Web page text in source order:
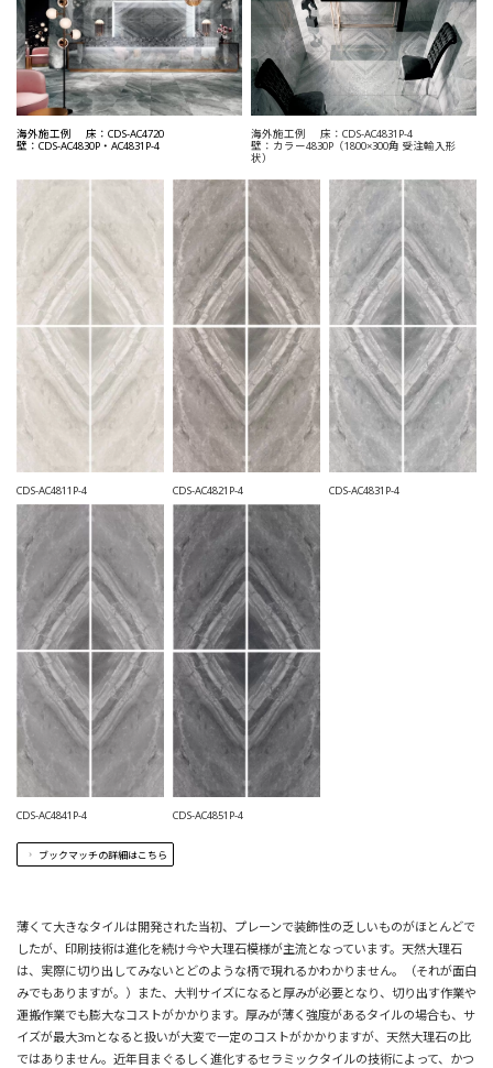
海外施工例
床：CDS-AC4720
壁：CDS-AC4830P・AC4831P-4
海外施工例
床：CDS-AC4831P-4
壁：カラー4830P（1800×300角 受注輸入形
状）
CDS-AC4811P-4 CDS-AC4821P-4 CDS-AC4831P-4
CDS-AC4841P-4 CDS-AC4851P-4
ブックマッチの詳細はこちら
薄くて大きなタイルは開発された当初、プレーンで装飾性の乏しいものがほとんどで
したが、印刷技術は進化を続け今や大理石模様が主流となっています。天然大理石
は、実際に切り出してみないとどのような柄で現れるかわかりません。（それが面白
みでもありますが。）また、大判サイズになると厚みが必要となり、切り出す作業や
運搬作業でも膨大なコストがかかります。厚みが薄く強度があるタイルの場合も、サ
イズが最大3mとなると扱いが大変で一定のコストがかかりますが、天然大理石の比
ではありません。近年目まぐるしく進化するセラミックタイルの技術によって、かつ